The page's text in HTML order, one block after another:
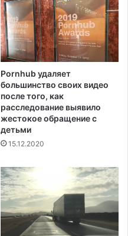
Pornhub удаляет
большинство своих видео
после того, как
расследование выявило
жестокое обращение с
детьми
15.12.2020